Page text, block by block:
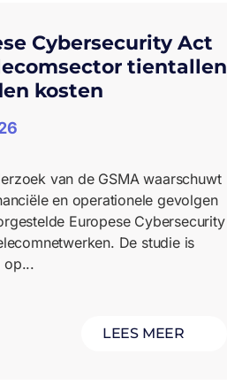
Cybersecurity Act
tientallen
kosten
van de GSMA waarschuwt
en operationele gevolgen
Europese Cybersecurity
De studie is
op...
LEES MEER